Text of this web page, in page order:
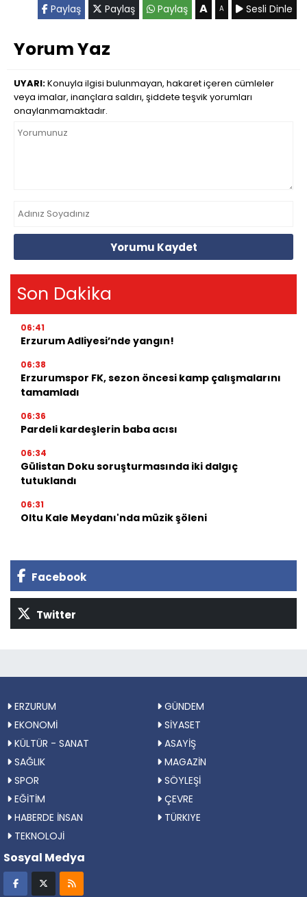
Paylaş Paylaş Paylaş A A Sesli Dinle
Yorum Yaz
UYARI:Konuyla ilgisi bulunmayan, hakaret içeren cümleler
veya imalar, inançlara saldırı, şiddete teşvik yorumları
onaylanmamaktadır.
Yorumu Kaydet
Son Dakika
06:41
Erzurum Adliyesi’nde yangın!
06:38
Erzurumspor FK, sezon öncesi kamp çalışmalarını
tamamladı
06:36
Pardeli kardeşlerin baba acısı
06:34
Gülistan Doku soruşturmasında iki dalgıç
tutuklandı
06:31
Oltu Kale Meydanı'nda müzik şöleni
Facebook
Twitter
ERZURUM
GÜNDEM
EKONOMİ
SİYASET
KÜLTÜR - SANAT
ASAYİŞ
SAĞLIK
MAGAZİN
SPOR
SÖYLEŞİ
EĞİTİM
ÇEVRE
HABERDE İNSAN
TÜRKIYE
TEKNOLOJİ
Sosyal Medya